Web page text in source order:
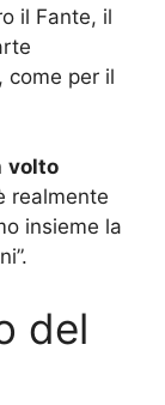
il Fante, il
come per il
volto
realmente
insieme la
del